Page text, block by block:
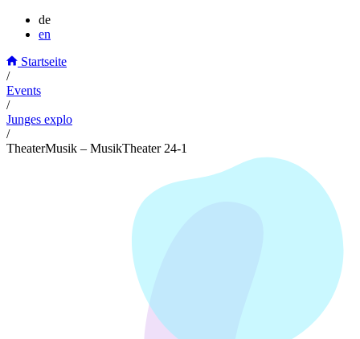
de
en
Startseite
/
Events
/
Junges explo
/
TheaterMusik – MusikTheater 24-1